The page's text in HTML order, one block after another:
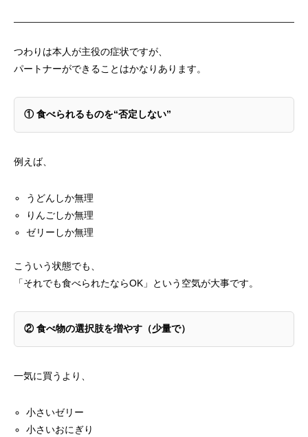
つわりは本人が主役の症状ですが、
パートナーができることはかなりあります。
①食べられるものを“否定しない”
例えば、
うどんしか無理
りんごしか無理
ゼリーしか無理
こういう状態でも、
「それでも食べられたならOK」という空気が大事です。
②食べ物の選択肢を増やす（少量で）
一気に買うより、
小さいゼリー
小さいおにぎり